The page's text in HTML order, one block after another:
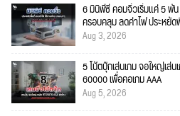
6 มินิพีซี คอมจิ๋วเริ่มแค่ 5 พั
ครอบคลุม ลดค่าไฟ ประหยั
Aug 3, 2026
5 โน้ตบุ๊กเล่นเกม จอใหญ่เล่
60000 เพื่อคอเกม AAA
Aug 5, 2026